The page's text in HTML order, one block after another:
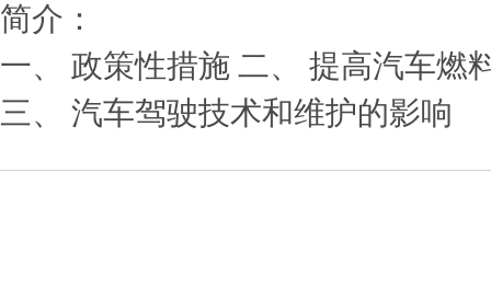
简介：
一、 政策性措施 二、 提高汽车燃
三、 汽车驾驶技术和维护的影响